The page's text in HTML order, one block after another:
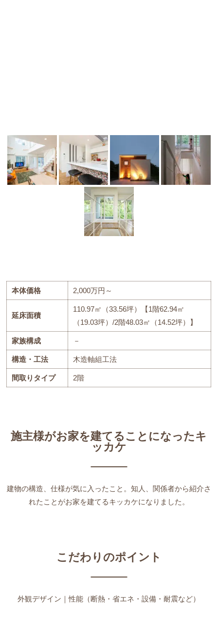
本体価格 2,000万円～
延床面積
110.97㎡（33.56坪）【1階62.94㎡
（19.03坪）/2階48.03㎡（14.52坪）】
家族構成 －
構造・工法 木造軸組工法
間取りタイプ 2階
施主様がお家を建てることになったキ
ッカケ
建物の構造、仕様が気に入ったこと。知人、関係者から紹介さ
れたことがお家を建てるキッカケになりました。
こだわりのポイント
外観デザイン｜性能（断熱・省エネ・設備・耐震など）